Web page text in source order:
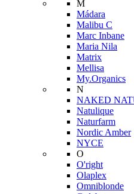
M
Mádara
Malibu C
Marc Inbane
Maria Nila
Matrix
Mellisa
My.Organics
N
NAKED
Natulique
Naturfarm
Nordic Amber
NYCE
O
O'right
Olaplex
Omniblonde